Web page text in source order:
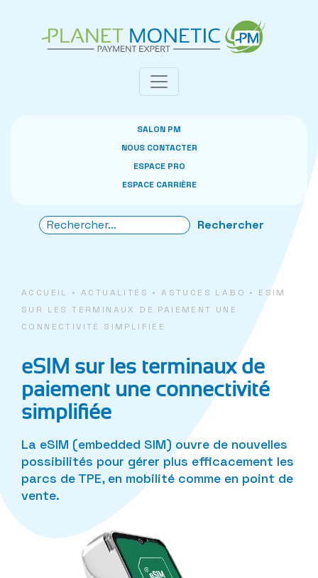
SALON PM
NOUS CONTACTER
ESPACE PRO
ESPACE CARRIÈRE
ACCUEIL •ACTUALITÉS •ASTUCES LABO • ESIM
SUR LES TERMINAUX DE PAIEMENT UNE
CONNECTIVITÉ SIMPLIFIÉE
eSIM sur les terminaux de
paiement une connectivité
simplifiée
La eSIM (embedded SIM) ouvre de nouvelles
possibilités pour gérer plus efficacement les
parcs de TPE, en mobilité comme en point de
vente.